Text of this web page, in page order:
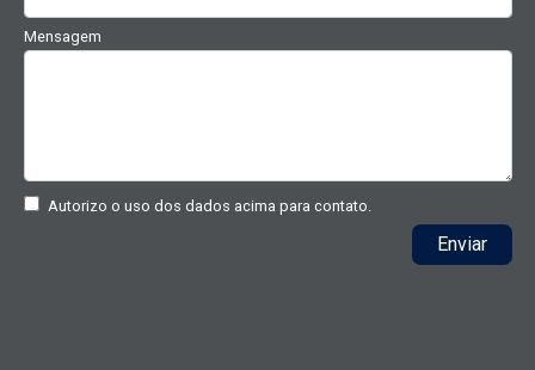
Mensagem
Autorizo o uso dos dados acima para contato.
Enviar